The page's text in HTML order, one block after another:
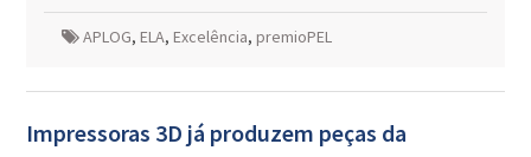
APLOG, ELA, Excelência, premioPEL
Impressoras 3D já produzem peças da